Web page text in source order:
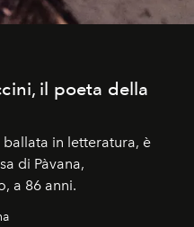
il poeta della
in letteratura, è
di Pàvana,
a 86 anni.